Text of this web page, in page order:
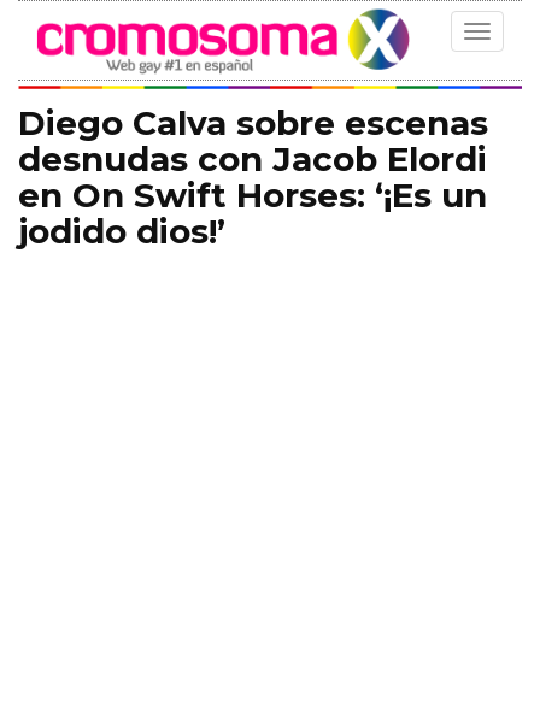
Toggle
Diego Calva sobre escenas
desnudas con Jacob Elordi
en On Swift Horses: ‘¡Es un
jodido dios!’